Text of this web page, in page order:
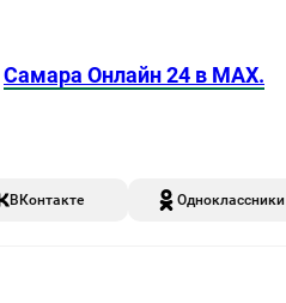
Самара Онлайн 24 в MAX.
ВКонтакте Одноклассники